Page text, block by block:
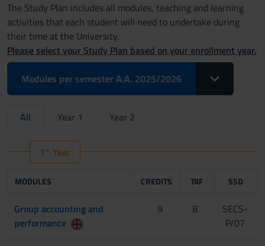
The Study Plan includes all modules, teaching and learning
activities that each student will need to undertake during
their time at the University.
Please select your Study Plan based on your enrollment year.
Modules per semester A.A. 2025/2026
Toggle
All Year 1 Year 2
1° Year
MODULES CREDITS TAF SSD
Group accounting and
performance
9 B
SECS-
P/07